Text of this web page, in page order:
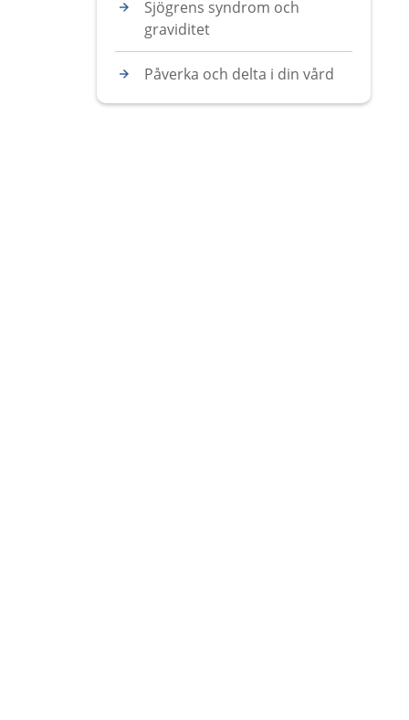
Sjögrens syndrom och
graviditet
Påverka och delta i din vård